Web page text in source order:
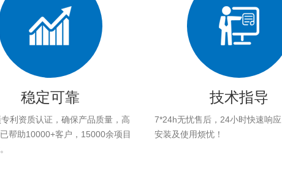
稳定可靠
利资质认证，确保产品质量，高
帮助10000+客户，15000余项目
技术指导
7*24h无忧售后，24小时快速响
安装及使用烦忧！